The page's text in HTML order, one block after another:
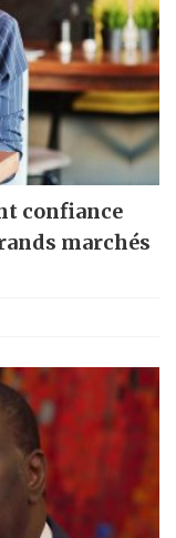
confiance
marchés